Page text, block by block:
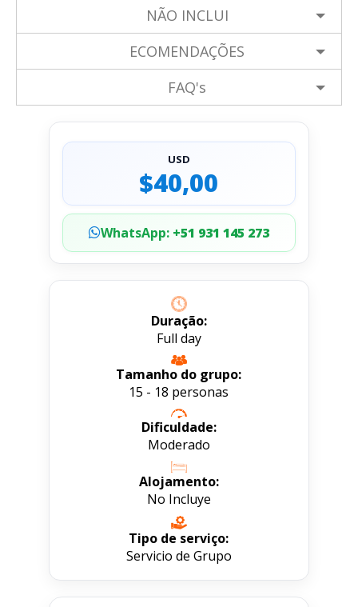
NÃO INCLUI
ECOMENDAÇÕES
FAQ's
USD
$40,00
WhatsApp:+51 931 145 273
Duração:
Full day
Tamanho do grupo:
15 - 18 personas
Dificuldade:
Moderado
Alojamento:
No Incluye
Tipo de serviço:
Servicio de Grupo